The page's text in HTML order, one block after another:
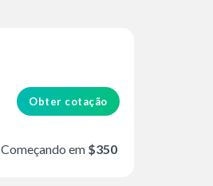
Obter cotação
Começando em $350